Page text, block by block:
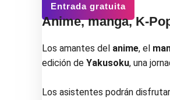
Entrada gratuita
Anime, manga, K-
Los amantes del anime, el
edición de Yakusoku, una
Los asistentes podrán